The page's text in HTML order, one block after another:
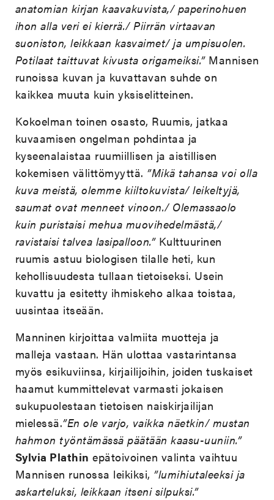
anatomian kirjan kaavakuvista,/ paperinohuen
ihon alla veri ei kierrä./ Piirrän virtaavan
suoniston, leikkaan kasvaimet/ ja umpisuolen.
Potilaat taittuvat kivusta origameiksi.”Mannisen
runoissa kuvan ja kuvattavan suhde on
kaikkea muuta kuin yksiselitteinen.
Kokoelman toinen osasto, Ruumis, jatkaa
kuvaamisen ongelman pohdintaa ja
kyseenalaistaa ruumiillisen ja aistillisen
kokemisen välittömyyttä. ”Mikä tahansa voi olla
kuva meistä, olemme kiiltokuvista/ leikeltyjä,
saumat ovat menneet vinoon./ Olemassaolo
kuin puristaisi mehua muovihedelmästä,/
ravistaisi talvea lasipalloon.”Kulttuurinen
ruumis astuu biologisen tilalle heti, kun
kehollisuudesta tullaan tietoiseksi. Usein
kuvattu ja esitetty ihmiskeho alkaa toistaa,
uusintaa itseään.
Manninen kirjoittaa valmiita muotteja ja
malleja vastaan. Hän ulottaa vastarintansa
myös esikuviinsa, kirjailijoihin, joiden tuskaiset
haamut kummittelevat varmasti jokaisen
sukupuolestaan tietoisen naiskirjailijan
mielessä.”En ole varjo, vaikka näetkin/ mustan
hahmon työntämässä päätään kaasu-uuniin.”
Sylvia Plathin epätoivoinen valinta vaihtuu
Mannisen runossa leikiksi, ”lumihiutaleeksi ja
askarteluksi, leikkaan itseni silpuksi.”